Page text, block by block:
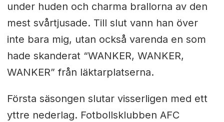
under huden och charma brallorna av den
mest svårtjusade. Till slut vann han över
inte bara mig, utan också varenda en som
hade skanderat “WANKER, WANKER,
WANKER” från läktarplatserna.
Första säsongen slutar visserligen med ett
yttre nederlag. Fotbollsklubben AFC